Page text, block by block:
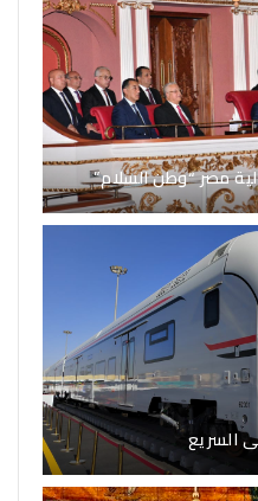
مصر “وطن السلام”
السريع